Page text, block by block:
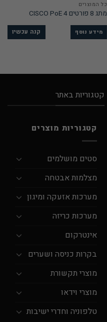
כל המוצרים
מתג 8 פורטים 4 CISCO PoE
מידע נוסף קנה עכשיו
קטגוריות באתר
קטגוריות מוצרים
סטים מושלמים
מצלמות אבטחה
מערכות אזעקה ומיגון
מערכות כריזה
אינטרקום
בקרות כניסה ושערים
מוצרי תקשורת
מוצרי וידאו
טלפוניה וחדרי ישיבות